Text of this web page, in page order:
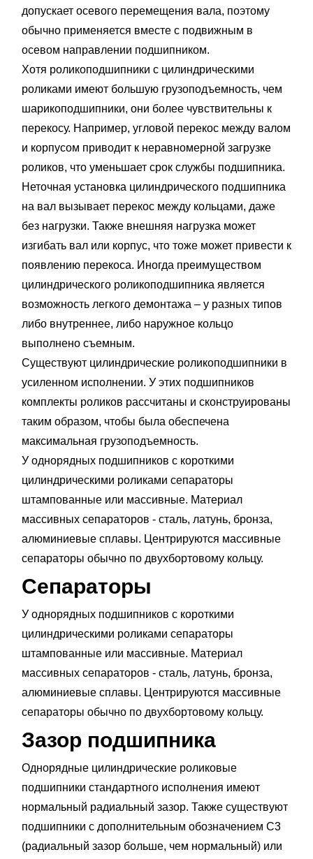
допускает осевого перемещения вала, поэтому
обычно применяется вместе с подвижным в
осевом направлении подшипником.
Хотя роликоподшипники с цилиндрическими
роликами имеют большую грузоподъемность, чем
шарикоподшипники, они более чувствительны к
перекосу. Например, угловой перекос между валом
и корпусом приводит к неравномерной загрузке
роликов, что уменьшает срок службы подшипника.
Неточная установка цилиндрического подшипника
на вал вызывает перекос между кольцами, даже
без нагрузки. Также внешняя нагрузка может
изгибать вал или корпус, что тоже может привести к
появлению перекоса. Иногда преимуществом
цилиндрического роликоподшипника является
возможность легкого демонтажа – у разных типов
либо внутреннее, либо наружное кольцо
выполнено съемным.
Существуют цилиндрические роликоподшипники в
усиленном исполнении. У этих подшипников
комплекты роликов рассчитаны и сконструированы
таким образом, чтобы была обеспечена
максимальная грузоподъемность.
У однорядных подшипников с короткими
цилиндрическими роликами сепараторы
штампованные или массивные. Материал
массивных сепараторов - сталь, латунь, бронза,
алюминиевые сплавы. Центрируются массивные
сепараторы обычно по двухбортовому кольцу.
Сепараторы
У однорядных подшипников с короткими
цилиндрическими роликами сепараторы
штампованные или массивные. Материал
массивных сепараторов - сталь, латунь, бронза,
алюминиевые сплавы. Центрируются массивные
сепараторы обычно по двухбортовому кольцу.
Зазор подшипника
Однорядные цилиндрические роликовые
подшипники стандартного исполнения имеют
нормальный радиальный зазор. Также существуют
подшипники с дополнительным обозначением С3
(радиальный зазор больше, чем нормальный) или